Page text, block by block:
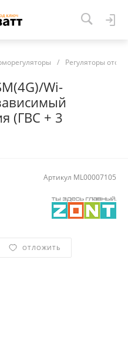
/ Регуляторы
Wi-
(ГВС + 3
Артикул ML00007105
ОТЛОЖИТЬ